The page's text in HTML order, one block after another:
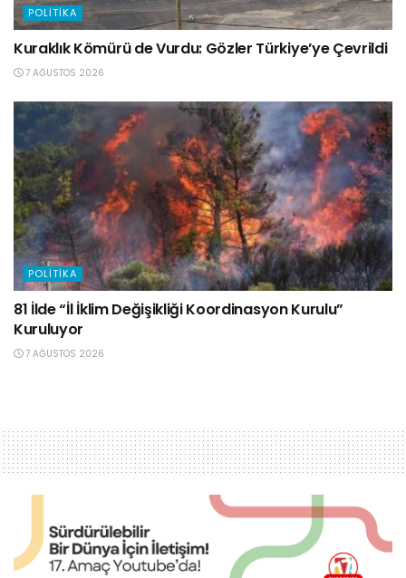
POLITIKA
Kuraklık Kömürü de Vurdu: Gözler Türkiye’ye Çevrildi
7 AĞUSTOS 2026
POLITIKA
81 İlde “İl İklim Değişikliği Koordinasyon Kurulu”
Kuruluyor
7 AĞUSTOS 2026